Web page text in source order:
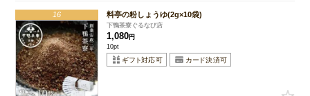
16 料亭の粉しょうゆ(2g×10袋)
下鴨茶寮ぐるなび店
1,080 円
10pt